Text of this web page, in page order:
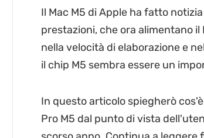
Il Mac M5 di Apple ha fatto
prestazioni, che ora alimentano
nella velocità di elaborazione e
il chip M5 sembra essere un
In questo articolo spiegherò
Pro M5 dal punto di vista